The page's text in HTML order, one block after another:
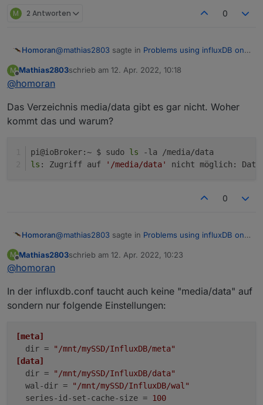
M 2 Antworten 0
Homoran@mathias2803 sagte in Problems using influxDB on
eben nicht, das war Bedingung:
Wie sehen die Rechte an /media/data aus,
M
Offline
Mathias2803schrieb am 12. Apr. 2022, 10:18
zuletzt editiert von
@homoran
Das Verzeichnis media/data gibt es gar nicht. Woher
kommt das und warum?
pi@ioBroker:~ $ sudo ls -la /media/data
ls : Zugriff auf '/media/data' nicht möglich:
0
Homoran@mathias2803 sagte in Problems using influxDB on
eben nicht, das war Bedingung:
Wie sehen die Rechte an /media/data aus,
deswegen die Nachfrage
M
Offline
Mathias2803schrieb am 12. Apr. 2022, 10:23
zuletzt editiert von
@homoran
In der influxdb.conf taucht auch keine "media/data" auf
sondern nur folgende Einstellungen:
[meta]
dir =
"/mnt/mySSD/InfluxDB/meta"
[data]
dir =
"/mnt/mySSD/InfluxDB/data"
wal-dir =
"/mnt/mySSD/InfluxDB/wal"
series-id-set-cache-size = 100